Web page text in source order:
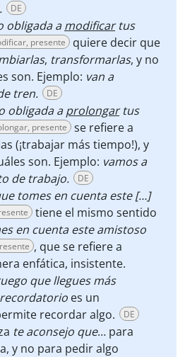
DE
obligada amodificartus
presente
quiere decir que
, transformarlas, y no
son. Ejemplo: van a
tren.
DE
obligada aprolongartus
presente
se refiere a
(¡trabajar más tiempo!), y
son. Ejemplo: vamos a
de trabajo.
DE
tomes en cuenta este […]
tiene el mismo sentido
en cuenta este amistoso
, que se refiere a
enfática, insistente.
que llegues más
es un
recordar algo.
DE
te aconsejo que… para
y no para pedir algo